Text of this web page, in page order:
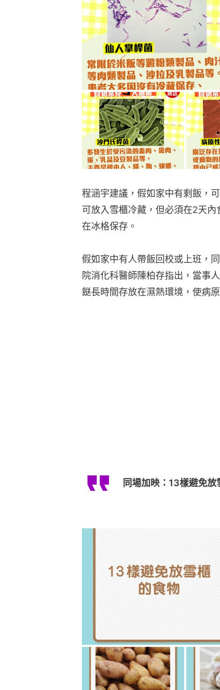
程涵宇建議，假如家中有剩飯，
可放入雪櫃冷藏，但必須在2天
在冰格保存。
假如家中有人帶飯回校或上班，
院消化科醫師陳柏存指出，當事
餸長時間存放在濕熱環境，使病
同場加映：13樣避免放